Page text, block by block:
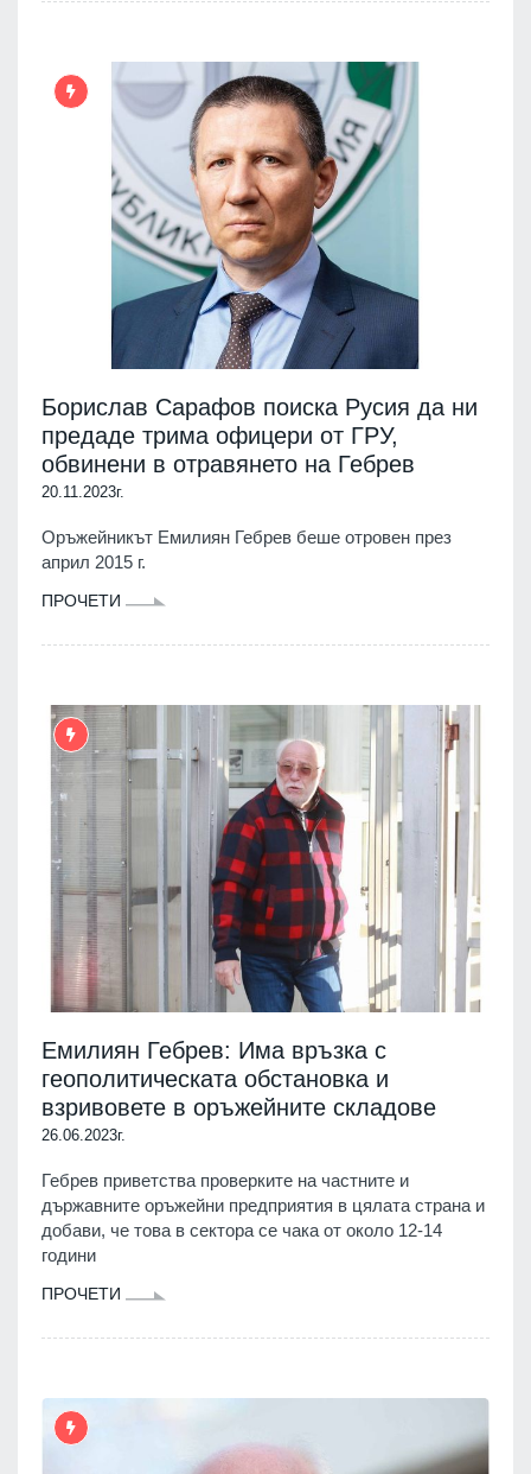
Борислав Сарафов поиска Русия да ни
предаде трима офицери от ГРУ,
обвинени в отравянето на Гебрев
20.11.2023г.
Оръжейникът Емилиян Гебрев беше отровен през
април 2015 г.
ПРОЧЕТИ
Емилиян Гебрев: Има връзка с
геополитическата обстановка и
взривовете в оръжейните складове
26.06.2023г.
Гебрев приветства проверките на частните и
държавните оръжейни предприятия в цялата страна и
добави, че това в сектора се чака от около 12-14
години
ПРОЧЕТИ